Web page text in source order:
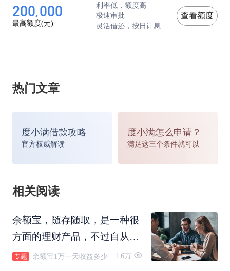
对于借款人来说还款的压力是比较大的。
20万过桥一天多少利息
办理过桥贷款是需要支付利息的。目前过桥贷款主
要是来自一些民间的借贷机构或者是一些小额的投
200,000
最高额度(元)
利率低，额度高
极速审批
灵活借还，按日计息
查看额度
热门文章
度小满借款攻略
官方权威解读
度小满怎么申请？
满足这三个条件就可以
相关阅读
余额宝，随存随取，是一种很
方面的理财产品，不过自从余
额宝上线以后，收益一直在波
专题 余额宝1万一天收益多少 1.6万